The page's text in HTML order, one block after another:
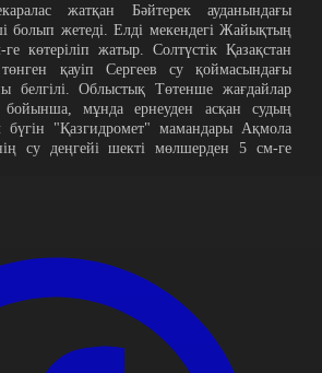
жатқан Бәйтерек ауданындағы
болып жетеді. Елді мекендегі Жайықтың
көтеріліп жатыр. Солтүстік Қазақстан
қауіп Сергеев су қоймасындағы
белгілі. Облыстық Төтенше жағдайлар
бойынша, мұнда ернеуден асқан судың
"Қазгидромет" мамандары Ақмола
су деңгейі шекті мөлшерден 5 см-ге